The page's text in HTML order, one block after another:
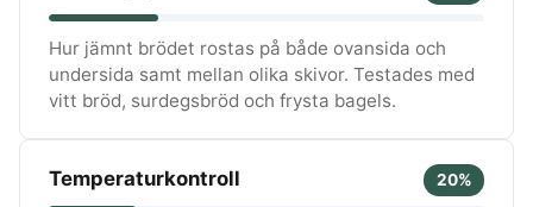
Hur jämnt brödet rostas på både ovansida och
undersida samt mellan olika skivor. Testades med
vitt bröd, surdegsbröd och frysta bagels.
Temperaturkontroll 20%